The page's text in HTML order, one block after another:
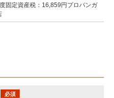
固定資産税：16,859円プロパンガ
必須